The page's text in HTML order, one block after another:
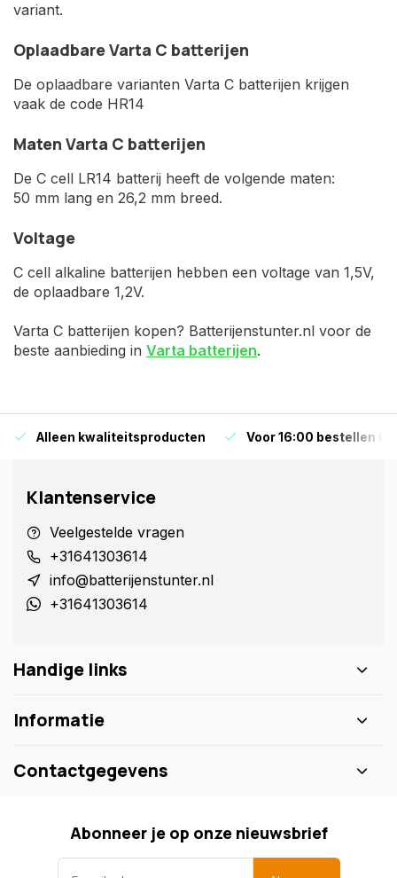
variant.
Oplaadbare Varta C batterijen
De oplaadbare varianten Varta C batterijen krijgen
vaak de code HR14
Maten Varta C batterijen
De C cell LR14 batterij heeft de volgende maten:
50 mm lang en 26,2 mm breed.
Voltage
C cell alkaline batterijen hebben een voltage van 1,5V,
de oplaadbare 1,2V.
Varta C batterijen kopen? Batterijenstunter.nl voor de
beste aanbieding in Varta batterijen.
Alleen kwaliteitsproducten Voor 16:00 bestellen is
Klantenservice
Veelgestelde vragen
+31641303614
info@batterijenstunter.nl
+31641303614
Handige links
Informatie
Contactgegevens
Abonneer je op onze nieuwsbrief